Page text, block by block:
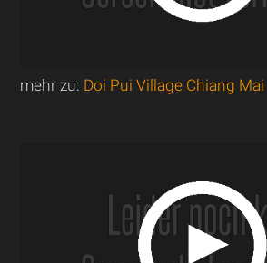
mehr zu: Doi Pui Village Chiang Mai